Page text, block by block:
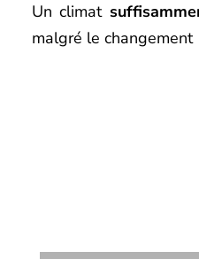
Un climat
malgré le changement